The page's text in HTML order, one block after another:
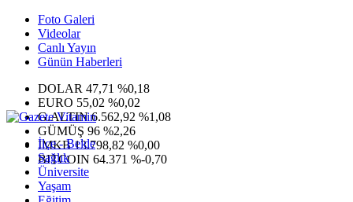
Foto Galeri
Videolar
Canlı Yayın
Günün Haberleri
DOLAR 47,71 %0,18
EURO 55,02 %0,02
G.ALTIN6.562,92 %1,08
GÜMÜŞ 96 %2,26
IMKB13.798,82 %0,00
BITCOIN 64.371 %-0,70
İlçe - Belde
Sağlık
Üniversite
Yaşam